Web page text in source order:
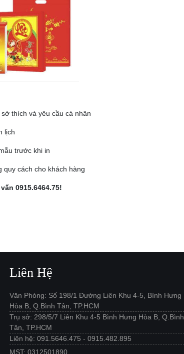
thích và yêu cầu cá nhân
lịch
trước khi in
quy cách cho khách hàng
0915.6464.75!
Liên Hệ
Văn Phòng: Số 198/1 Đường Liên Khu 4-5, Bình Hưng
Hòa B, Q.Bình Tân, TP.HCM
Trụ sở: 298/5/7 Liên Khu 4-5 Bình Hưng Hòa B, Q.Bình
Tân, TP.HCM
Liên hệ: 091.5646.475 - 0915.482.895
MST: 0312501890